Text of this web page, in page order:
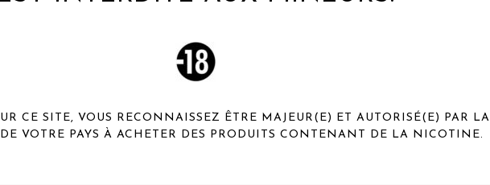
CE SITE, VOUS RECONNAISSEZ ÊTRE MAJEUR(E) ET AUTORISÉ(E) PAR LA
VOTRE PAYS À ACHETER DES PRODUITS CONTENANT DE LA NICOTINE.